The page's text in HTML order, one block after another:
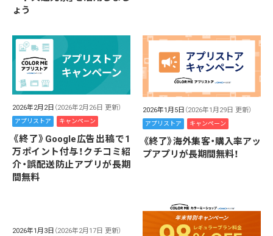
ょう
2026年2月2日 （2026年2月26日 更新）
アプリストア キャンペーン
《終了》Google広告出稿で1
万ポイント付与！クチコミ紹
介・誤配送防止アプリが長期
間無料
2026年1月5日 （2026年1月29日 更新）
アプリストア キャンペーン
《終了》海外集客・購入率アッ
プアプリが長期間無料！
2026年1月3日 （2026年2月17日 更新）